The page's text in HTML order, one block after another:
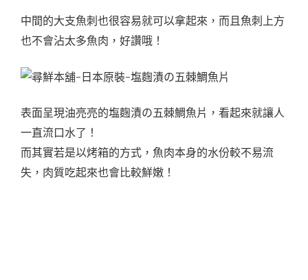
中間的大支魚刺也很容易就可以拿起來，而且魚刺上方
也不會沾太多魚肉，好讚哦！
表面呈現油亮亮的塩麴漬の五棘鯛魚片，看起來就讓人
一直流口水了！
而其實若是以烤箱的方式，魚肉本身的水份較不易流
失，肉質吃起來也會比較鮮嫩！